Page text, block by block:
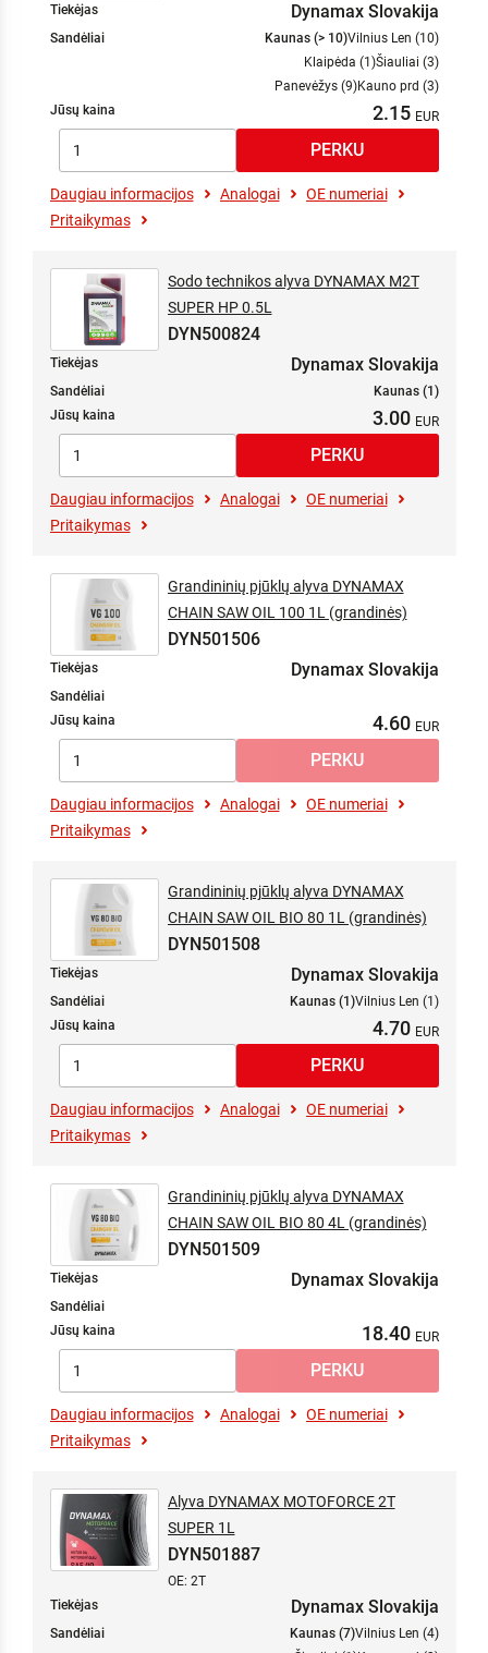
Tiekėjas Dynamax Slovakija
Sandėliai Kaunas (> 10)Vilnius Len (10)
Klaipėda (1)Šiauliai (3)
Panevėžys (9)Kauno prd (3)
Jūsų kaina
2.15
Daugiau informacijos Analogai
OE numeriai
Pritaikymas
Sodo technikos alyva DYNAMAX M2T
SUPER HP 0.5L
DYN500824
Tiekėjas Dynamax Slovakija
Sandėliai
Kaunas (1)
Jūsų kaina
3.00
Daugiau informacijos Analogai
OE numeriai
Pritaikymas
Grandininių pjūklų alyva DYNAMAX
CHAIN SAW OIL 100 1L (grandinės)
DYN501506
Tiekėjas Dynamax Slovakija
Sandėliai
Jūsų kaina
4.60
Daugiau informacijos Analogai
OE numeriai
Pritaikymas
Grandininių pjūklų alyva DYNAMAX
CHAIN SAW OIL BIO 80 1L (grandinės)
DYN501508
Tiekėjas Dynamax Slovakija
Sandėliai Kaunas (1)Vilnius Len (1)
Jūsų kaina
4.70
Daugiau informacijos Analogai
OE numeriai
Pritaikymas
Grandininių pjūklų alyva DYNAMAX
CHAIN SAW OIL BIO 80 4L (grandinės)
DYN501509
Tiekėjas Dynamax Slovakija
Sandėliai
Jūsų kaina
18.40
Daugiau informacijos Analogai
OE numeriai
Pritaikymas
Alyva DYNAMAX MOTOFORCE 2T
SUPER 1L
DYN501887
OE: 2T
Tiekėjas
Dynamax Slovakija
Sandėliai Kaunas (7)Vilnius Len (4)